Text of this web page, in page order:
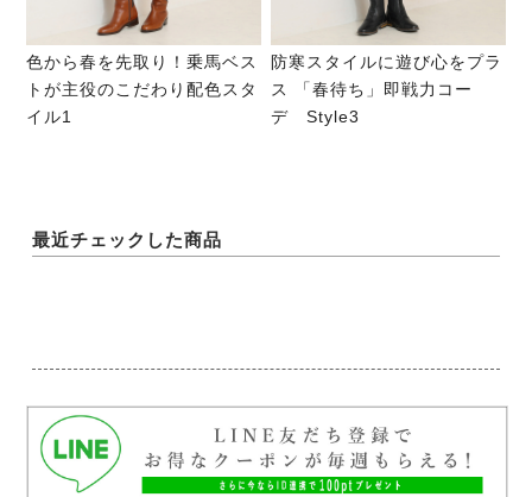
色から春を先取り！乗馬ベス
トが主役のこだわり配色スタ
イル1
防寒スタイルに遊び心をプラ
ス 「春待ち」即戦力コー
デ Style3
最近チェックした商品